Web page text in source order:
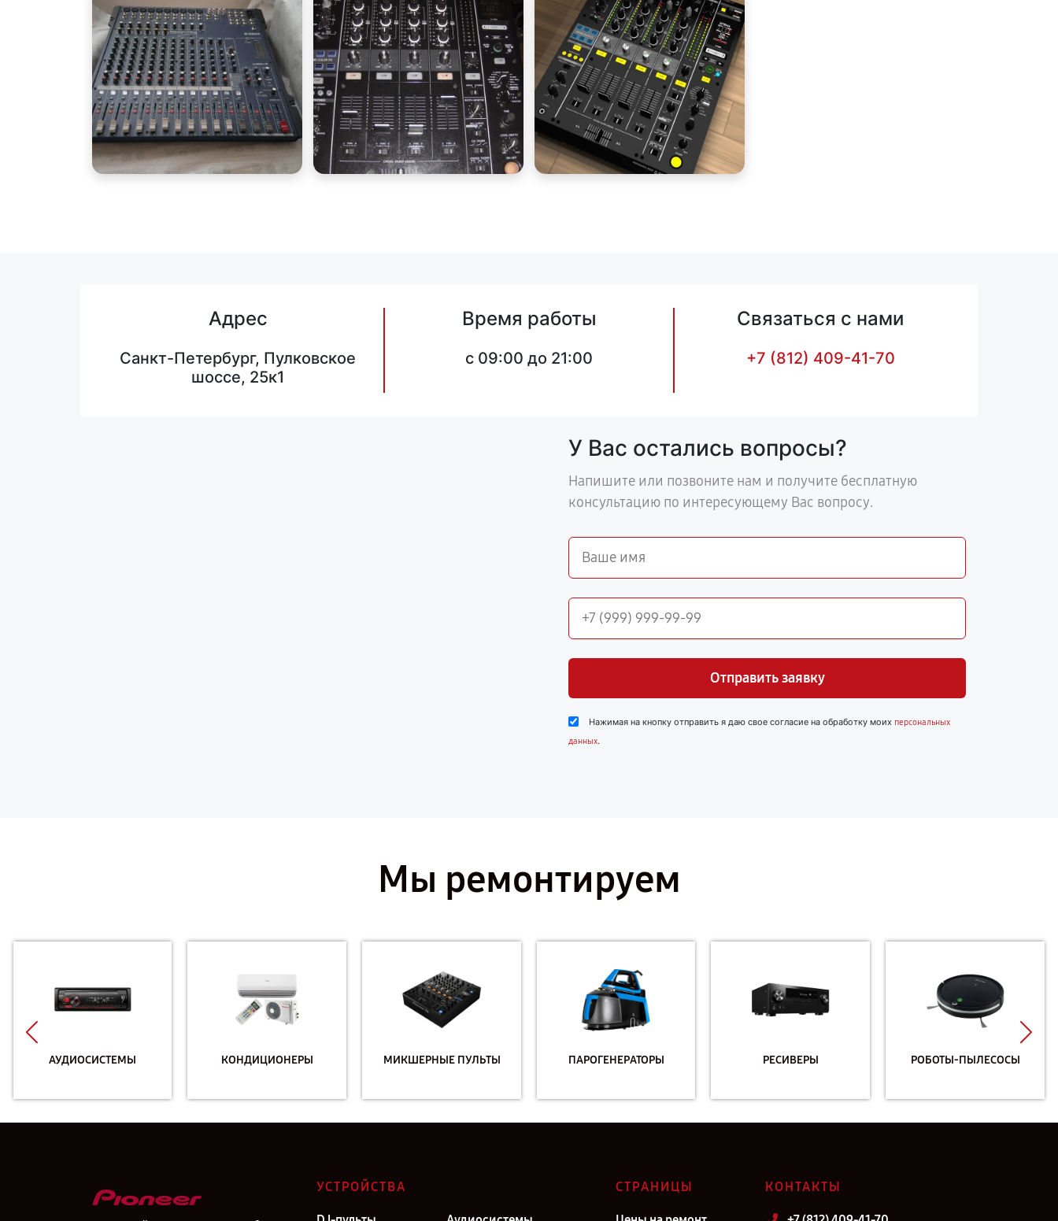
Адрес
Санкт-Петербург, Пулковское
шоссе, 25к1
Время работы
c 09:00 до 21:00
Связаться с нами
+7 (812) 409-41-70
У Вас остались вопросы?
Напишите или позвоните нам и получите бесплатную
консультацию по интересующему Вас вопросу.
Отправить заявку
Нажимая на кнопку отправить я даю свое согласие на обработку моих персональных
данных.
Мы ремонтируем
АУДИОСИСТЕМЫ КОНДИЦИОНЕРЫ МИКШЕРНЫЕ ПУЛЬТЫ ПАРОГЕНЕРАТОРЫ РЕСИВЕРЫ РОБОТЫ-ПЫЛЕСОСЫ
УСТРОЙСТВА СТРАНИЦЫ КОНТАКТЫ